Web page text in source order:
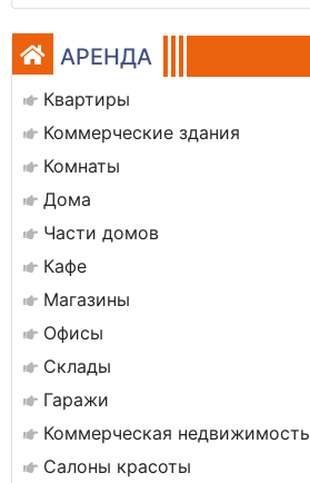
АРЕНДА
Квартиры
Коммерческие здания
Комнаты
Дома
Части домов
Кафе
Магазины
Офисы
Склады
Гаражи
Коммерческая недвижимость
Салоны красоты